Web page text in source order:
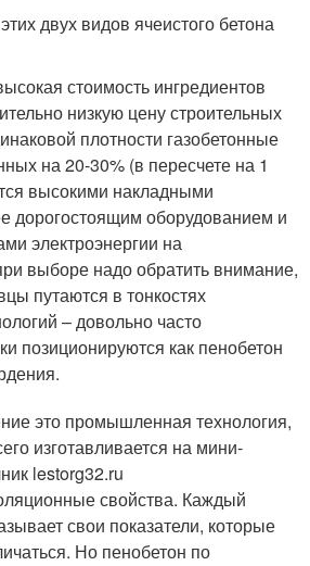
двух видов ячеистого бетона
стоимость ингредиентов
низкую цену строительных
плотности газобетонные
на 20-30% (в пересчете на 1
высокими накладными
дорогостоящим оборудованием и
электроэнергии на
выборе надо обратить внимание,
путаются в тонкостях
– довольно часто
позиционируются как пенобетон
это промышленная технология,
изготавливается на мини-
lestorg32.ru
свойства. Каждый
свои показатели, которые
Но пенобетон по